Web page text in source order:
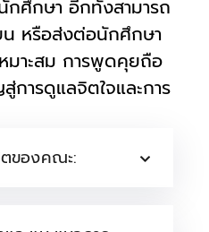
ศึกษา อีกทั้งสามารถ
น หรือส่งต่อนักศึกษา
มาะสม การพูดคุยถือ
ารดูแลจิตใจและการ
ของคณะ: